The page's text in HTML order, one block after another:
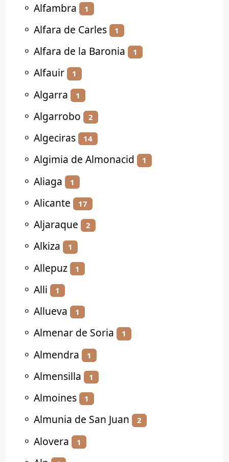
⚬ Alfambra 1
⚬ Alfara de Carles 1
⚬ Alfara de la Baronia 1
⚬ Alfauir 1
⚬ Algarra 1
⚬ Algarrobo 2
⚬ Algeciras 14
⚬ Algimia de Almonacid 1
⚬ Aliaga 1
⚬ Alicante 17
⚬ Aljaraque 2
⚬ Alkiza 1
⚬ Allepuz 1
⚬ Alli 1
⚬ Allueva 1
⚬ Almenar de Soria 1
⚬ Almendra 1
⚬ Almensilla 1
⚬ Almoines 1
⚬ Almunia de San Juan 2
⚬ Alovera 1